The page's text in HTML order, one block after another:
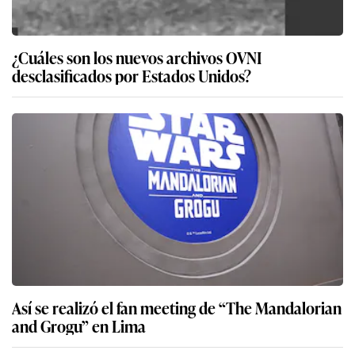
¿Cuáles son los nuevos archivos OVNI
desclasificados por Estados Unidos?
Así se realizó el fan meeting de “The Mandalorian
and Grogu” en Lima